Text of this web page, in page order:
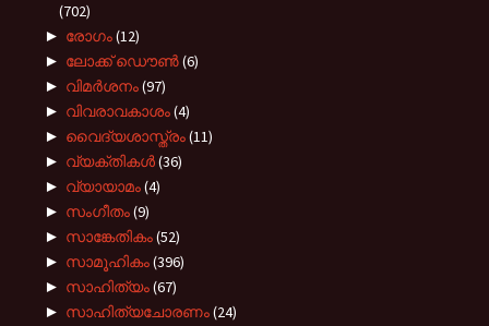
(702)
► രോഗം(12)
► ലോക്ക് ഡൌൺ(6)
► വിമർശനം(97)
► വിവരാവകാശം(4)
► വൈദ്യശാസ്ത്രം(11)
► വ്യക്തികൾ(36)
► വ്യായാമം(4)
► സംഗീതം(9)
► സാങ്കേതികം(52)
► സാമൂഹികം(396)
► സാഹിത്യം(67)
► സാഹിത്യചോരണം(24)